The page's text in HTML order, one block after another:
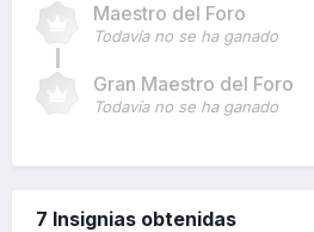
Maestro del Foro
Todavía no se ha ganado
Gran Maestro del Foro
Todavía no se ha ganado
7 Insignias obtenidas